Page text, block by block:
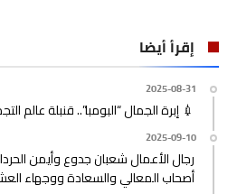
إقرأ أيضا
2025-08-31
💉 إبرة الجمال “البومبا”.. قنبلة عالم
2025-09-10
رجال الأعمال شعبان جدوع وأيمن
أصحاب المعالي والسعادة ووجهاء